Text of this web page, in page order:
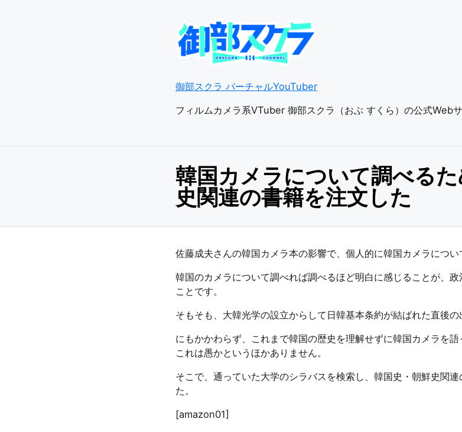
御部スクラ バーチャルYouTuber
フィルムカメラ系VTuber 御部スクラ（おぶ すくら）の公式Web
韓国カメラについて調べる
史関連の書籍を注文した
佐藤成夫さんの韓国カメラ本の影響で、個人的に韓国カメラについ
韓国のカメラについて調べれば調べるほど明白に感じることが、
ことです。
そもそも、大韓光学の設立からして日韓基本条約が結ばれた直後の
にもかかわらず、これまで韓国の歴史を理解せずに韓国カメラを語
これは愚かというほかありません。
そこで、通っていた大学のシラバスを検索し、韓国史・朝鮮史関
た。
[amazon01]